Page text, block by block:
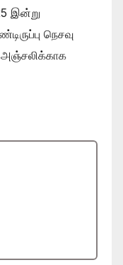
இன்று
நெசவு